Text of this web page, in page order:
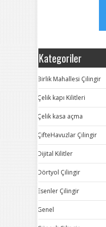
Kategoriler
Birlik Mahallesi Çilingir
Çelik kapı Kilitleri
Çelik kasa açma
ÇifteHavuzlar Çilingir
Dijital Kilitler
Dörtyol Çilingir
Esenler Çilingir
Genel